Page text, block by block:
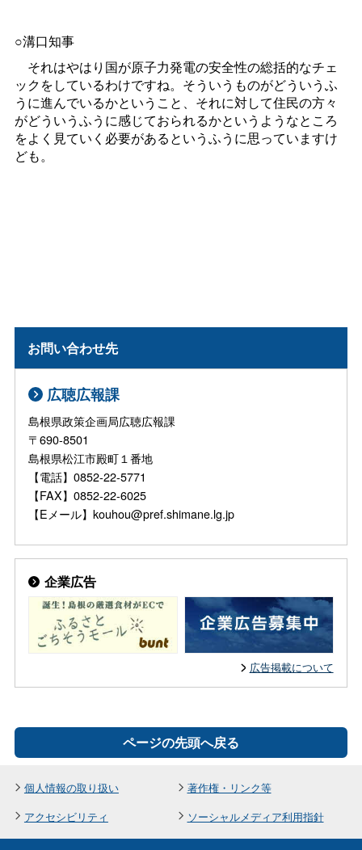
○溝口知事
それはやはり国が原子力発電の安全性の総括的なチェ
ックをしているわけですね。そういうものがどういうふ
うに進んでいるかということ、それに対して住民の方々
がどういうふうに感じておられるかというようなところ
をよく見ていく必要があるというふうに思っていますけ
ども。
お問い合わせ先
広聴広報課
島根県政策企画局広聴広報課
〒690-8501
島根県松江市殿町１番地
【電話】0852-22-5771
【FAX】0852-22-6025
【Eメール】kouhou@pref.shimane.lg.jp
企業広告
広告掲載について
ページの先頭へ戻る
個人情報の取り扱い
著作権・リンク等
アクセシビリティ
ソーシャルメディア利用指針